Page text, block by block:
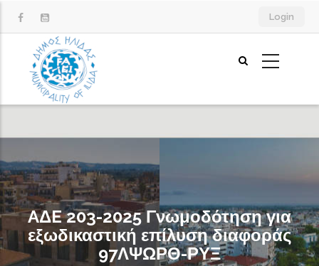
προς
περιεχόμενο
Login
AΔE 203-2025 Γνωμοδότηση για
εξωδικαστική επίλυση διαφοράς
97ΛΨΩΡΘ-ΡΥΞ